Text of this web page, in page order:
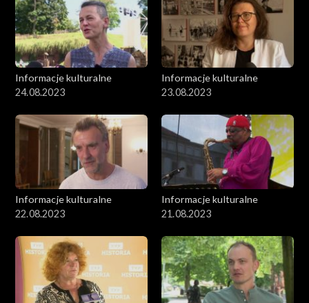
Informacje kulturalne
24.08.2023
Informacje kulturalne
23.08.2023
Informacje kulturalne
22.08.2023
Informacje kulturalne
21.08.2023